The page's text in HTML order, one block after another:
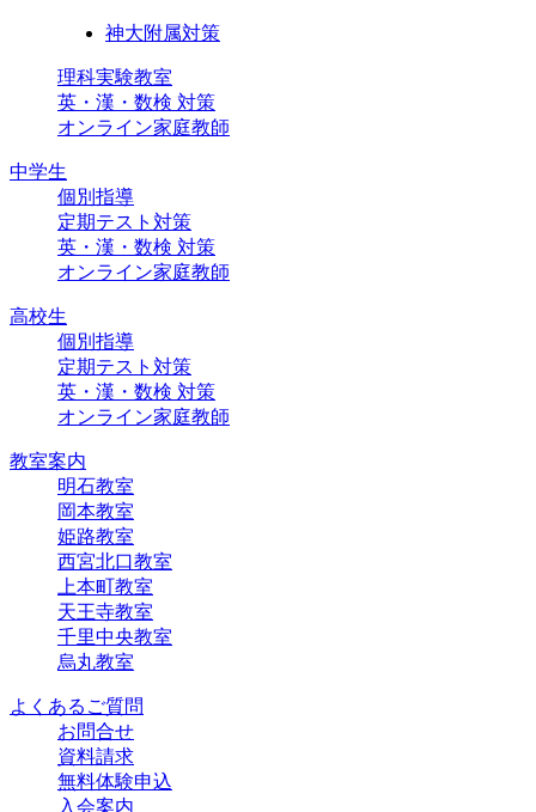
神大附属対策
理科実験教室
英・漢・数検 対策
オンライン家庭教師
中学生
個別指導
定期テスト対策
英・漢・数検 対策
オンライン家庭教師
高校生
個別指導
定期テスト対策
英・漢・数検 対策
オンライン家庭教師
教室案内
明石教室
岡本教室
姫路教室
西宮北口教室
上本町教室
天王寺教室
千里中央教室
烏丸教室
よくあるご質問
お問合せ
資料請求
無料体験申込
入会案内